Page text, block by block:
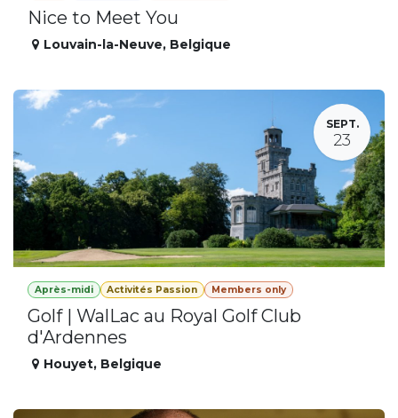
Nice to Meet You
Louvain-la-Neuve, Belgique
SEPT.
23
Après-midi Activités Passion Members only
Golf | WalLac au Royal Golf Club
d'Ardennes
Houyet, Belgique